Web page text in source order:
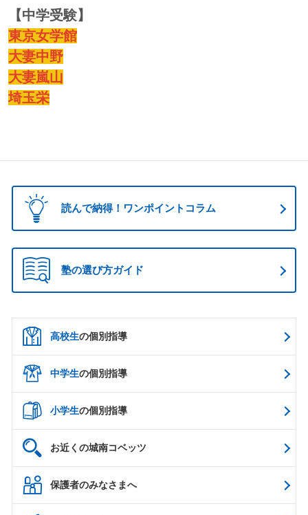
【中学受験】
東京女学館
大妻中野
大妻嵐山
埼玉栄
読んで納得！ワンポイントコラム
塾の選び方ガイド
高校生の個別指導
中学生の個別指導
小学生の個別指導
お近くの城南コベッツ
保護者のみなさまへ